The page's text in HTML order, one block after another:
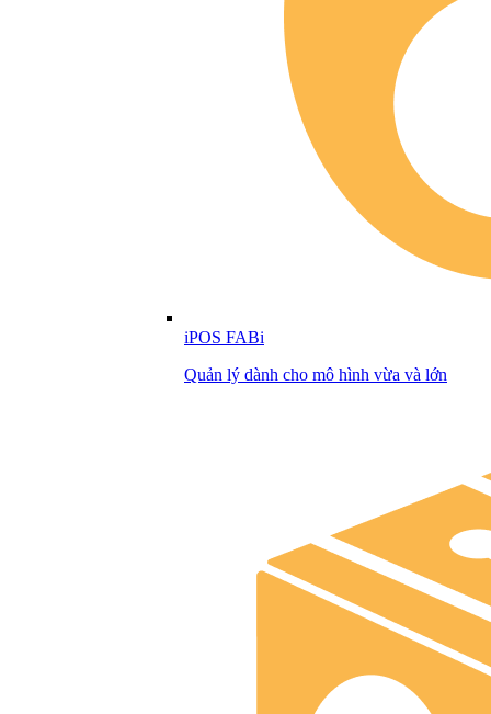
iPOS FABi
Quản lý dành cho mô hình vừa và lớn